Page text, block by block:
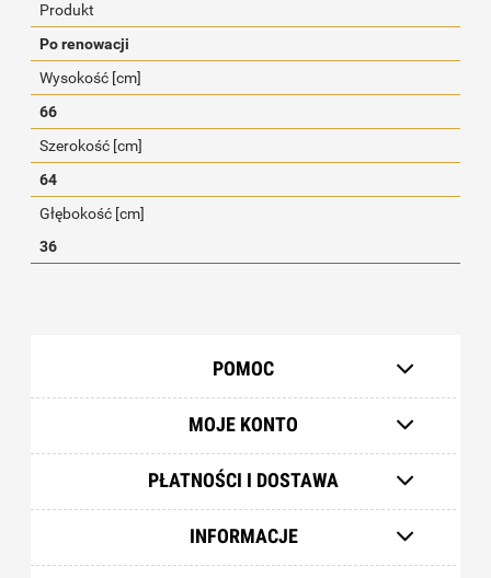
Produkt
Po renowacji
Wysokość [cm]
66
Szerokość [cm]
64
Głębokość [cm]
36
POMOC
MOJE KONTO
PŁATNOŚCI I DOSTAWA
INFORMACJE